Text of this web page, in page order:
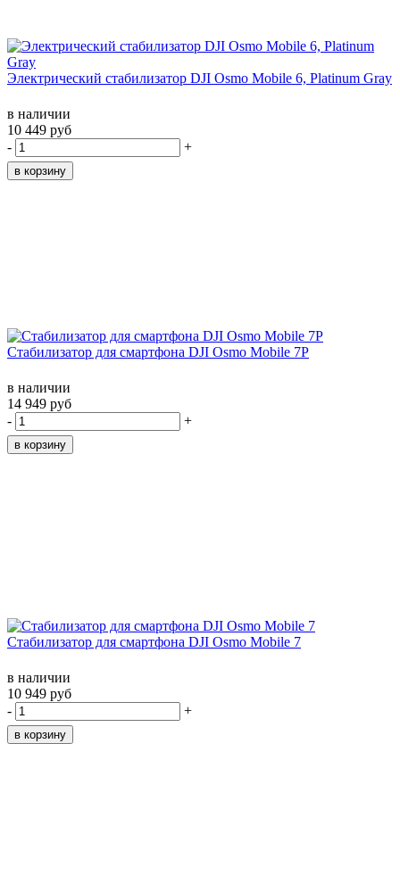
Электрический cтабилизатор DJI Osmo Mobile 6, Platinum Gray
в наличии
10 449 руб
-
+
Стабилизатор для смартфона DJI Osmo Mobile 7P
в наличии
14 949 руб
-
+
Стабилизатор для смартфона DJI Osmo Mobile 7
в наличии
10 949 руб
-
+